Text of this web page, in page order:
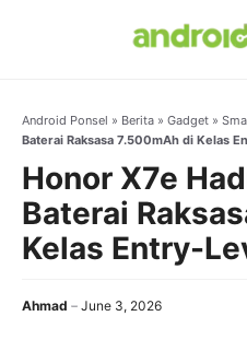
Android Ponsel » Berita » Gadget »
Baterai Raksasa 7.500mAh di Kelas
Honor X7e
Baterai
Kelas Entry-
Ahmad June 3, 2026